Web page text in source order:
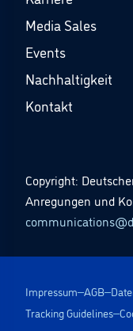
Media Sales
Events
Nachhaltigkeit
Kontakt
Copyright:
Anregungen und
Impressum AGB
Tracking Guidelines